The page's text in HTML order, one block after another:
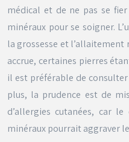
médical et de ne pas se
minéraux pour se soigner.
la grossesse et
accrue, certaines pierres
il est préférable de
plus, la prudence est de
d’allergies cutanées, car
minéraux pourrait aggraver